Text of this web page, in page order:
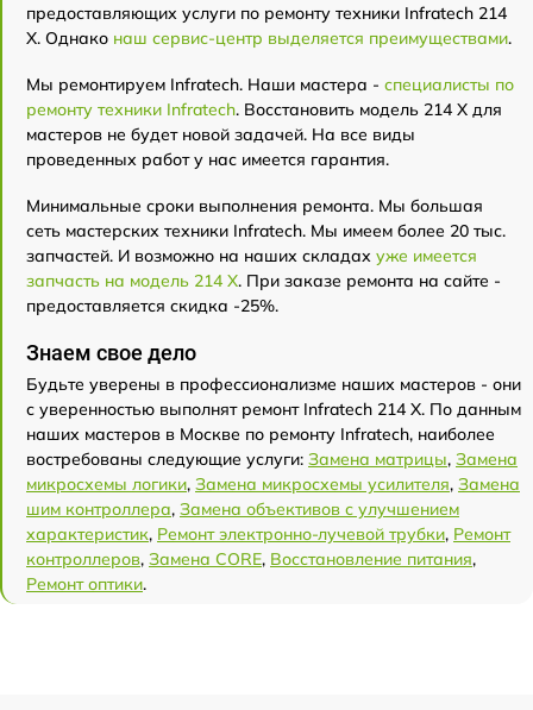
предоставляющих услуги по ремонту техники Infratech 214
Х. Однако наш сервис-центр выделяется преимуществами.
Мы ремонтируем Infratech. Наши мастера - специалисты по
ремонту техники Infratech. Восстановить модель 214 Х для
мастеров не будет новой задачей. На все виды
проведенных работ у нас имеется гарантия.
Минимальные сроки выполнения ремонта. Мы большая
сеть мастерских техники Infratech. Мы имеем более 20 тыс.
запчастей. И возможно на наших складах уже имеется
запчасть на модель 214 Х. При заказе ремонта на сайте -
предоставляется скидка -25%.
Знаем свое дело
Будьте уверены в профессионализме наших мастеров - они
с уверенностью выполнят ремонт Infratech 214 Х. По данным
наших мастеров в Москве по ремонту Infratech, наиболее
востребованы следующие услуги: Замена матрицы, Замена
микросхемы логики, Замена микросхемы усилителя, Замена
шим контроллера, Замена объективов с улучшением
характеристик, Ремонт электронно-лучевой трубки, Ремонт
контроллеров, Замена CORE, Восстановление питания,
Ремонт оптики.